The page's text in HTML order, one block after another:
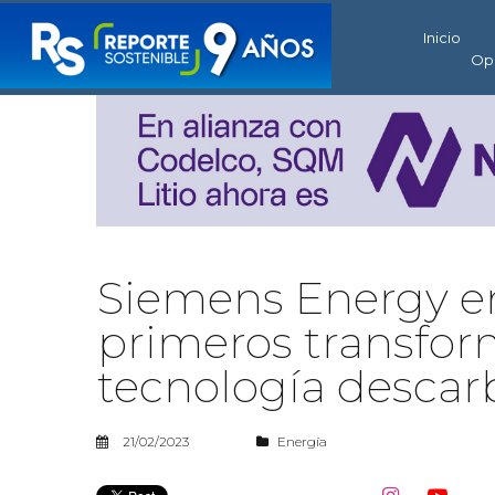
Inicio
Siemens Energy
primeros
tecnología
21/02/2023 Energía